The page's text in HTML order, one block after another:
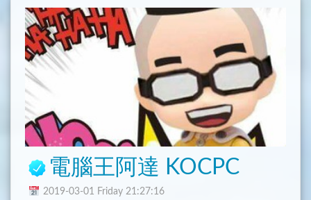
電腦王阿達 KOCPC
2019-03-01 Friday 21:27:16